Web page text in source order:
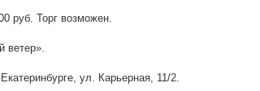
руб. Торг возможен.
ветер».
ул. Карьерная, 11/2.